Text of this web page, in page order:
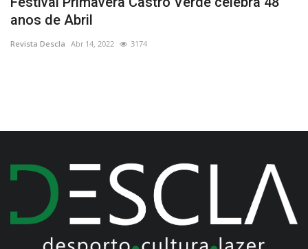
anos de Abril
Revista Descla Abr 14, 2022 3174